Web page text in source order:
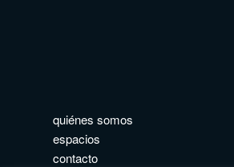
quiénes somos
espacios
contacto